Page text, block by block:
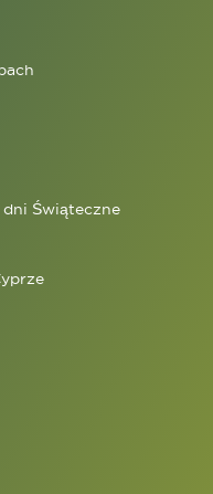
dni Świąteczne